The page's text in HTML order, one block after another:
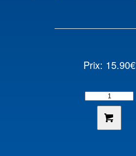
Prix: 15.90€